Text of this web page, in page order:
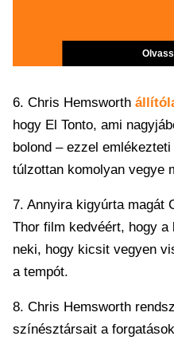
6. Chris Hemsworth
hogy El Tonto, ami
bolond – ezzel
túlzottan komolyan vegye
7. Annyira kigyúrta magát
Thor film kedvéért, hogy
neki, hogy kicsit vegyen
a tempót.
8. Chris Hemsworth
színésztársait a